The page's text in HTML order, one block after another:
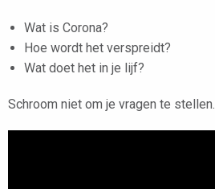
Wat is Corona?
Hoe wordt het verspreidt?
Wat doet het in je lijf?
Schroom niet om je vragen te stellen.